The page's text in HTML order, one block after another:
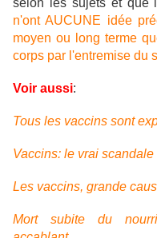
selon les sujets et que
n'ont AUCUNE idée
moyen ou long terme
corps par l'entremise du
Voir aussi:
Tous les vaccins sont
Vaccins: le vrai
Les vaccins, grande
Mort subite du